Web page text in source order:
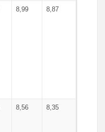
8,99 8,87
8,56 8,35